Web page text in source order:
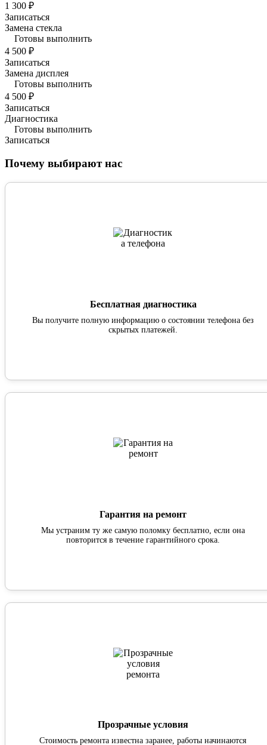
1 300 ₽
Записаться
Замена стекла
Готовы выполнить
4 500 ₽
Записаться
Замена дисплея
Готовы выполнить
4 500 ₽
Записаться
Диагностика
Готовы выполнить
Записаться
Почему выбирают нас
Бесплатная диагностика
Вы получите полную информацию о состоянии телефона без
скрытых платежей.
Гарантия на ремонт
Мы устраним ту же самую поломку бесплатно, если она
повторится в течение гарантийного срока.
Прозрачные условия
Стоимость ремонта известна заранее, работы начинаются